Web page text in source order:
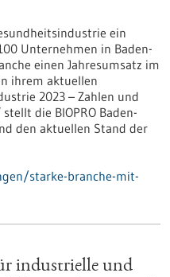
ein
Unternehmen in Baden-
einen Jahresumsatz im
ihrem aktuellen
2023 – Zahlen und
die BIOPRO Baden-
den aktuellen Stand der
starke-branche-mit-
industrielle und